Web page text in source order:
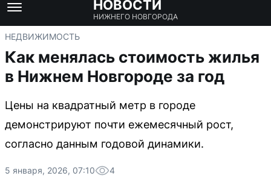
НОВОСТИ
НИЖНЕГО НОВГОРОДА
НЕДВИЖИМОСТЬ
Как менялась стоимость жилья
в Нижнем Новгороде за год
Цены на квадратный метр в городе
демонстрируют почти ежемесячный рост,
согласно данным годовой динамики.
5 января, 2026, 07:10 4